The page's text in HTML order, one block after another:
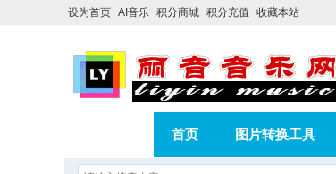
设为首页 AI音乐 积分商城 积分充值 收藏本站
首页 图片转换工具